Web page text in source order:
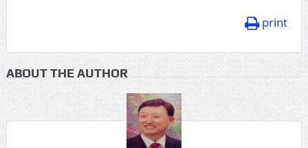
print
ABOUT THE AUTHOR